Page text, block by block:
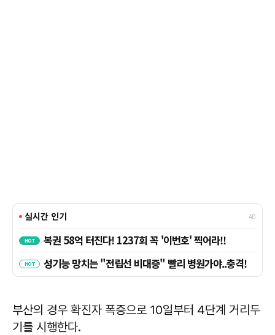
부산의 경우 확진자 폭증으로 10일부터 4단계 거리두
기를 시행한다.